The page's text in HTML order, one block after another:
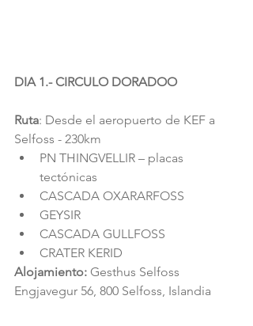
DIA 1.- CIRCULO DORADOO
Ruta: Desde el aeropuerto de KEF a
Selfoss - 230km
PN THINGVELLIR – placas
tectónicas
CASCADA OXARARFOSS
GEYSIR
CASCADA GULLFOSS
CRATER KERID
Alojamiento: Gesthus Selfoss
Engjavegur 56, 800 Selfoss, Islandia